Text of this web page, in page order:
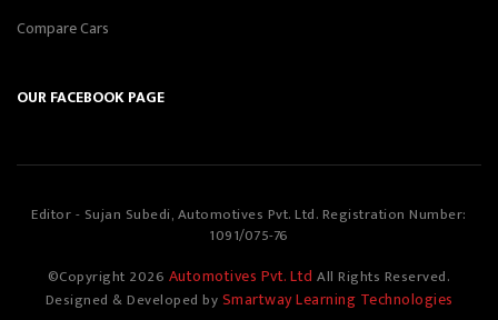
Compare Cars
OUR FACEBOOK PAGE
Editor - Sujan Subedi, Automotives Pvt. Ltd. Registration Number:
1091/075-76
©Copyright 2026 Automotives Pvt. LtdAll Rights Reserved.
Designed & Developed bySmartway Learning Technologies